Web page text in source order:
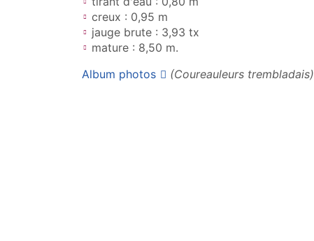
creux : 0,95 m
jauge brute : 3,93 tx
mature : 8,50 m.
Album photos
(Coureauleurs trembladais)